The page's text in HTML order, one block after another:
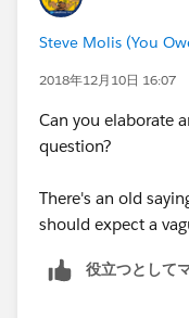
Steve Molis (You
2018年12月10日 16:07
Can you elaborate
question?
There's an old
should expect a
役立つとして